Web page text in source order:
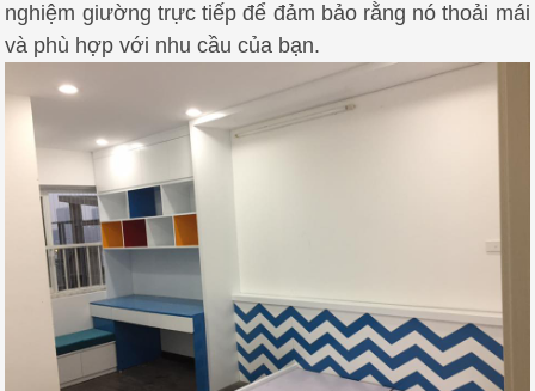
nghiệm giường trực tiếp để đảm bảo rằng nó thoải mái
và phù hợp với nhu cầu của bạn.